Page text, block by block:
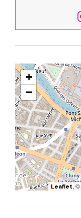
+
−
Leaflet, ©